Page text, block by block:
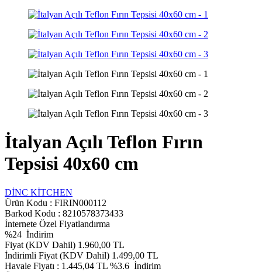
İtalyan Açılı Teflon Fırın
Tepsisi 40x60 cm
DİNC KİTCHEN
Ürün Kodu : FIRIN000112
Barkod Kodu : 8210578373433
İnternete Özel Fiyatlandırma
%24 İndirim
Fiyat (KDV Dahil) 1.960,00 TL
İndirimli Fiyat (KDV Dahil) 1.499,00 TL
Havale Fiyatı : 1.445,04 TL %3.6 İndirim